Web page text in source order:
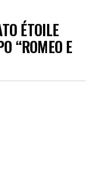
ÉTOILE
“ROMEO E